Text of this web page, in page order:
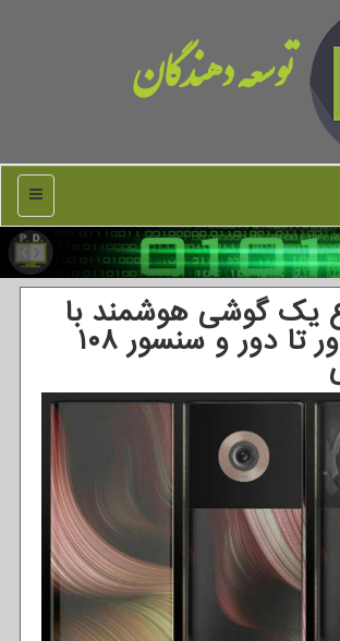
توسعه دهندگان
منو
یك گوشی هوشمند با
نمایشگر دور تا دور و سنسور ۱۰۸